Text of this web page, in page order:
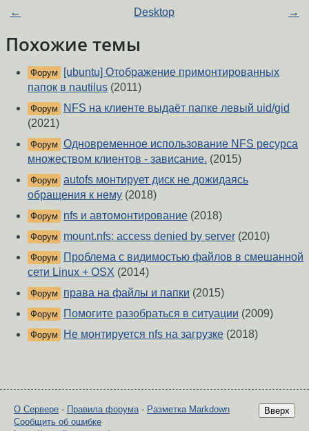
← Desktop →
Похожие темы
Форум
[ubuntu] Отображение примонтированных
папок в nautilus (2011)
Форум
NFS на клиенте выдаёт папке левый uid/gid
(2021)
Форум Одновременное использование NFS ресурса
множеством клиентов - зависание. (2015)
Форум autofs монтирует диск не дожидаясь
обращения к нему (2018)
Форум nfs и автомонтирование (2018)
Форум mount.nfs: access denied by server (2010)
Форум
Проблема с видимостью файлов в смешанной
сети Linux + OSX (2014)
Форум права на файлы и папки (2015)
Форум Помогите разобраться в ситуации (2009)
Форум Не монтируется nfs на загрузке (2018)
Вверх
О Сервере - Правила форума- Разметка Markdown
Сообщить об ошибке